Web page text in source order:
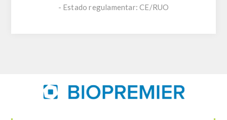
- Estado regulamentar: CE/RUO